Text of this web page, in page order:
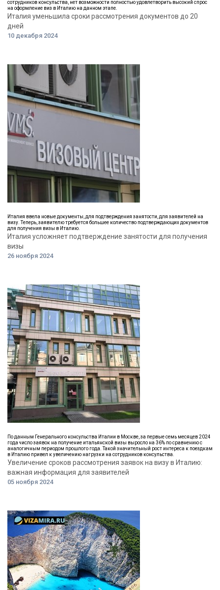
сотрудников консульства, нет возможности полностью удовлетворить высокий спрос
на оформление виз в Италию на данном этапе.
Италия уменьшила сроки рассмотрения документов до 20
дней
10 декабря 2024
Италия ввела новые документы, для подтверждения занятости, для заявителей на
визу. Теперь, заявителю требуется большее количество подтверждающих документов
для получения визы в Италию.
Италия усложняет подтверждение занятости для получения
визы
26 ноября 2024
По данным Генерального консульства Италии в Москве, за первые семь месяцев 2024
года число заявок на получение итальянской визы выросло на 36% по сравнению с
аналогичным периодом прошлого года. Такой значительный рост интереса к поездкам
в Италию привел к увеличению нагрузки на сотрудников консульства.
Увеличение сроков рассмотрения заявок на визу в Италию:
важная информация для заявителей
05 ноября 2024